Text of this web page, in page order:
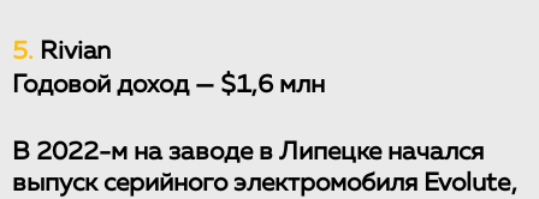
5. Rivian
Годовой доход — $1,6 млн
В 2022-м на заводе в Липецке начался
выпуск серийного электромобиля Evolute,